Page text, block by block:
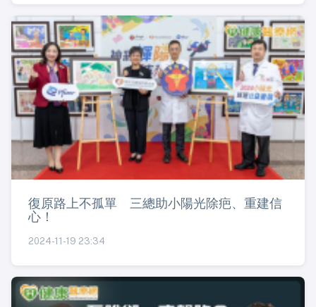
復原路上不孤單 三總助小陽光除疤、重建信
心！
2024-11-19 23:34